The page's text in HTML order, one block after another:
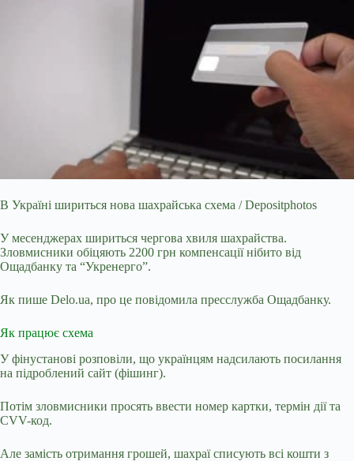
В Україні шириться нова шахрайська схема / Depositphotos
У месенджерах шириться чергова хвиля шахрайства.
Зловмисники обіцяють 2200 грн компенсації нібито від
Ощадбанку та “Укренерго”.
Як пише Delo.ua, про це повідомила пресслужба Ощадбанку.
Як працює схема
У фінустанові розповіли, що українцям надсилають посилання
на підроблений сайт (фішинг).
Потім зловмисники просять ввести номер картки, термін дії та
CVV-код.
Але замість отримання грошей, шахраї списують всі кошти з